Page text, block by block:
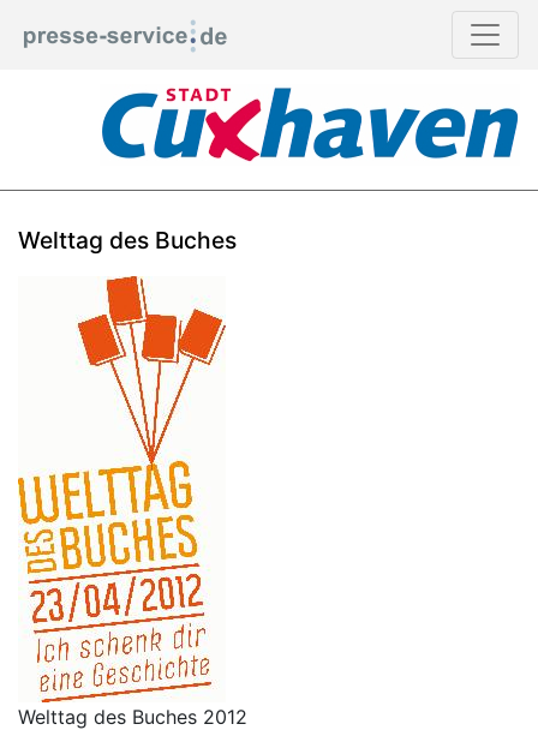
Welttag des Buches
Welttag des Buches 2012